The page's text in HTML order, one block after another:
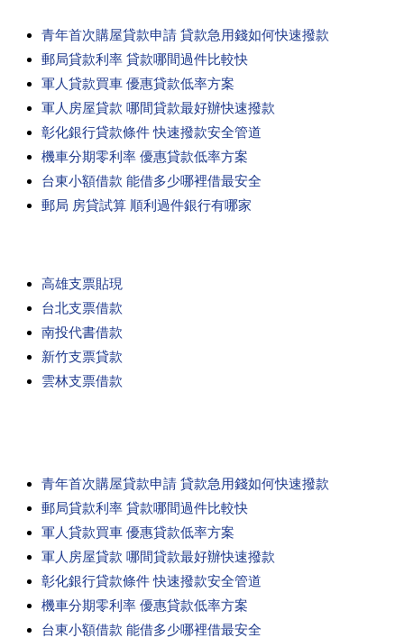
青年首次購屋貸款申請 貸款急用錢如何快速撥款
郵局貸款利率 貸款哪間過件比較快
軍人貸款買車 優惠貸款低率方案
軍人房屋貸款 哪間貸款最好辦快速撥款
彰化銀行貸款條件 快速撥款安全管道
機車分期零利率 優惠貸款低率方案
台東小額借款 能借多少哪裡借最安全
郵局 房貸試算 順利過件銀行有哪家
高雄支票貼現
台北支票借款
南投代書借款
新竹支票貸款
雲林支票借款
青年首次購屋貸款申請 貸款急用錢如何快速撥款
郵局貸款利率 貸款哪間過件比較快
軍人貸款買車 優惠貸款低率方案
軍人房屋貸款 哪間貸款最好辦快速撥款
彰化銀行貸款條件 快速撥款安全管道
機車分期零利率 優惠貸款低率方案
台東小額借款 能借多少哪裡借最安全